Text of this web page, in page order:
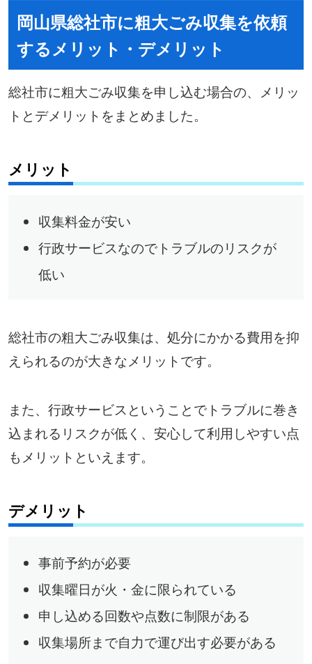
岡山県総社市に粗大ごみ収集を依頼
するメリット・デメリット
総社市に粗大ごみ収集を申し込む場合の、メリッ
トとデメリットをまとめました。
メリット
収集料金が安い
行政サービスなのでトラブルのリスクが
低い
総社市の粗大ごみ収集は、処分にかかる費用を抑
えられるのが大きなメリットです。
また、行政サービスということでトラブルに巻き
込まれるリスクが低く、安心して利用しやすい点
もメリットといえます。
デメリット
事前予約が必要
収集曜日が火・金に限られている
申し込める回数や点数に制限がある
収集場所まで自力で運び出す必要がある